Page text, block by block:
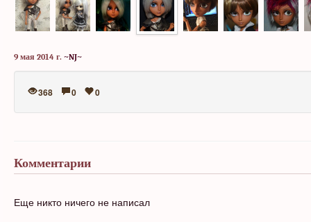
9 мая 2014 г. ~NJ~
368 0 0
Комментарии
Еще никто ничего не написал